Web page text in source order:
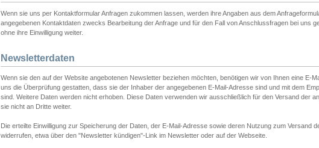
Wenn sie uns per Kontaktformular Anfragen zukommen lassen, werden ihre Angaben aus dem
angegebenen Kontaktdaten zwecks Bearbeitung der Anfrage und für den Fall von Anschlussfragen bei uns
ohne ihre Einwilligung weiter.
Newsletterdaten
Wenn sie den auf der Website angebotenen Newsletter beziehen möchten, benötigen wir von Ihnen eine E-
uns die Überprüfung gestatten, dass sie der Inhaber der angegebenen E-Mail-Adresse sind und mit dem
sind. Weitere Daten werden nicht erhoben. Diese Daten verwenden wir ausschließlich für den Versand der
sie nicht an Dritte weiter.
Die erteilte Einwilligung zur Speicherung der Daten, der E-Mail-Adresse sowie deren Nutzung zum Versand
widerrufen, etwa über den "Newsletter kündigen"-Link im Newsletter oder auf der Webseite.